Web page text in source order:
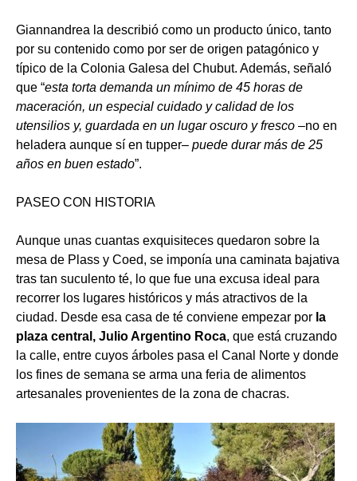
Giannandrea la describió como un producto único, tanto
por su contenido como por ser de origen patagónico y
típico de la Colonia Galesa del Chubut. Además, señaló
que “esta torta demanda un mínimo de 45 horas de
maceración, un especial cuidado y calidad de los
utensilios y, guardada en un lugar oscuro y fresco –no en
heladera aunque sí en tupper– puede durar más de 25
años en buen estado”.
PASEO CON HISTORIA
Aunque unas cuantas exquisiteces quedaron sobre la
mesa de Plass y Coed, se imponía una caminata bajativa
tras tan suculento té, lo que fue una excusa ideal para
recorrer los lugares históricos y más atractivos de la
ciudad. Desde esa casa de té conviene empezar por la
plaza central, Julio Argentino Roca, que está cruzando
la calle, entre cuyos árboles pasa el Canal Norte y donde
los fines de semana se arma una feria de alimentos
artesanales provenientes de la zona de chacras.